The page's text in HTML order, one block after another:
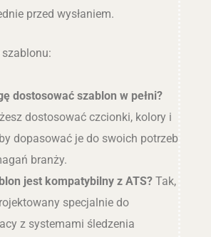
przed wysłaniem.
szablonu:
dostosować szablon w pełni?
dostosować czcionki, kolory i
dopasować je do swoich potrzeb
branży.
jest kompatybilny z ATS?Tak,
specjalnie do
z systemami śledzenia